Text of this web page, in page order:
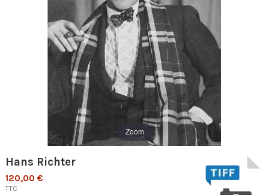
Zoom
Hans Richter
120,00 €
TTC